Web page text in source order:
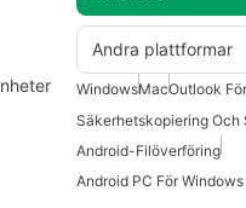
Andra plattformar
WindowsMacOutlook
Android-Filöverföring
Android PC För Windows